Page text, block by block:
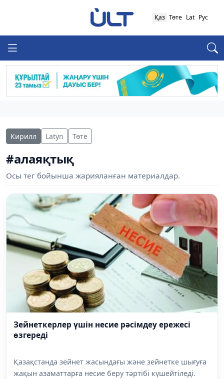
Қаз Төте Lat Рус
Кирилл Latyn Төте
#алаяқтық
Осы тег бойынша жарияланған материалдар.
Зейнеткерлер үшін несие рәсімдеу ережесі
өзгереді
Қазақстанда зейнет жасындағы және зейнетке шығуға
жақын азаматтарға несие беру тәртібі күшейтіледі.